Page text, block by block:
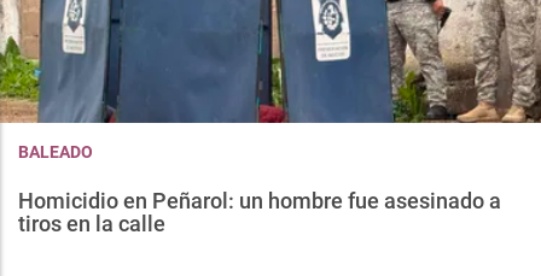
BALEADO
Homicidio en Peñarol: un hombre fue asesinado a
tiros en la calle